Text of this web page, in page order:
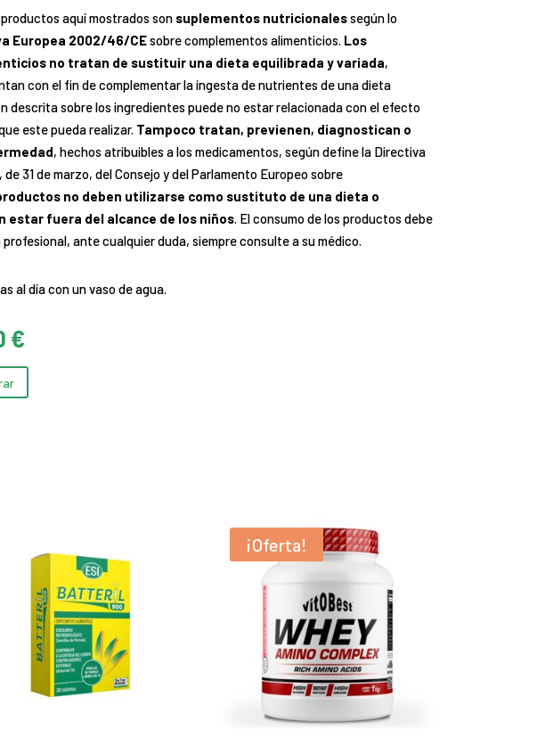
aquí mostrados son suplementos nutricionalessegún lo
Europea 2002/46/CEsobre complementos alimenticios. Los
no tratan de sustituir una dieta equilibrada y variada,
con el fin de complementar la ingesta de nutrientes de una dieta
descrita sobre los ingredientes puede no estar relacionada con el efecto
este pueda realizar. Tampoco tratan, previenen, diagnostican o
, hechos atribuibles a los medicamentos, según define la Directiva
31 de marzo, del Consejo y del Parlamento Europeo sobre
no deben utilizarse como sustituto de una dieta o
estar fuera del alcance de los niños . El consumo de los productos debe
ante cualquier duda, siempre consulte a su médico.
al día con un vaso de agua.
€
precio
es:
¡Oferta!